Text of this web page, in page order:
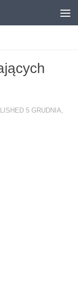
5 GRUDNIA,